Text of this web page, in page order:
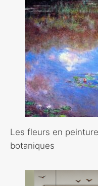
Les fleurs en
botaniques